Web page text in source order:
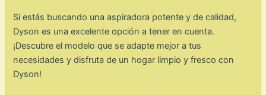
Si estás buscando una aspiradora potente y de calidad,
Dyson es una excelente opción a tener en cuenta.
¡Descubre el modelo que se adapte mejor a tus
necesidades y disfruta de un hogar limpio y fresco con
Dyson!